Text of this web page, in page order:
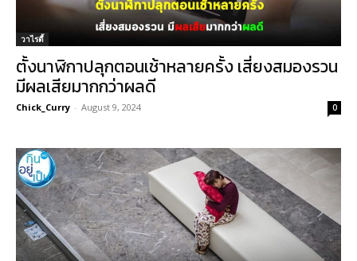
วาไรตี้
ตั้งนาฬิกาปลุกตอนเช้าหลายครั้ง เสี่ยงสมองรวน
มีผลเสียมากกว่าผลดี
Chick_Curry - August 9, 2024 0